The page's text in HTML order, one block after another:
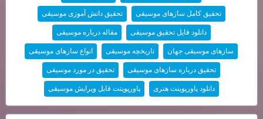
تحقیق کامل سازهای موسیقی تحقیق دانش آموزی موسیقی
دانلود فایل تحقیق موسیقی مقاله درباره موسیقی
سازهای موسیقی جهان تاریخچه موسیقی انواع سازهای موسیقی
تحقیق درباره سازهای موسیقی تحقیق در مورد موسیقی
دانلود پاورپوینت هنری پاورپوینت قابل ویرایش موسیقی